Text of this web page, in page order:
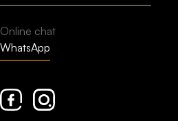
Online chat
WhatsApp
FacebookInstagram